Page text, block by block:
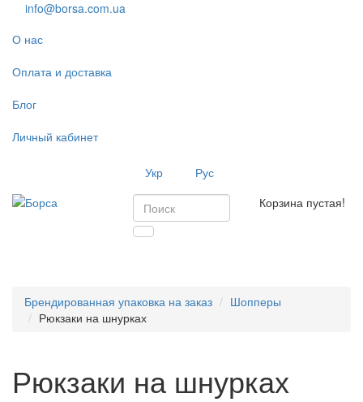
info@borsa.com.ua
О нас
Оплата и доставка
Блог
Личный кабинет
Укр
Рус
Корзина пустая!
Брендированная упаковка на заказ
Шопперы
Рюкзаки на шнурках
Рюкзаки на шнурках